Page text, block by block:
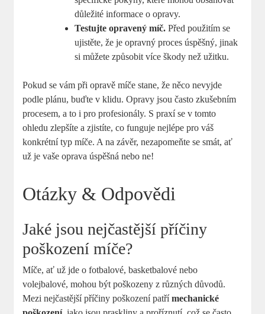
důležité informace o opravy.
Testujte opravený míč. Před použitím se
ujistěte, že je opravný proces úspěšný, jinak
si můžete způsobit více škody než užitku.
Pokud se vám při opravě míče stane, že něco nevyjde
podle plánu, buďte v klidu. Opravy jsou často zkušebním
procesem, a to i pro profesionály. S praxí se v tomto
ohledu zlepšíte a zjistíte, co funguje nejlépe pro váš
konkrétní typ míče. A na závěr, nezapomeňte se smát, ať
už je vaše oprava úspěšná nebo ne!
Otázky & Odpovědi
Jaké jsou nejčastější příčiny
poškození míče?
Míče, ať už jde o fotbalové, basketbalové nebo
volejbalové, mohou být poškozeny z různých důvodů.
Mezi nejčastější příčiny poškození patřímechanické